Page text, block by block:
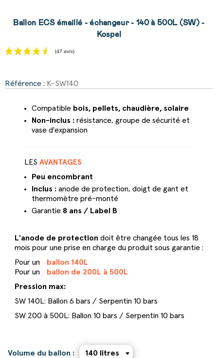
Ballon ECS émaillé - échangeur - 140 à 500L (SW) -
Kospel
Référence : K-SW140
Compatible bois, pellets, chaudière, solaire
Non-inclus : résistance, groupe de sécurité et
vase d'expansion
LES AVANTAGES
Peu encombrant
Inclus : anode de protection, doigt de gant et
thermomètre pré-monté
Garantie 8 ans / Label B
L'anode de protection doit être changée tous les 18
mois pour une prise en charge du produit sous garantie :
Pour un
ballon 140L
Pour un
ballon de 200L à 500L
Pression max:
SW 140L: Ballon 6 bars / Serpentin 10 bars
SW 200 à 500L: Ballon 10 bars / Serpentin 10 bars
Volume du ballon :